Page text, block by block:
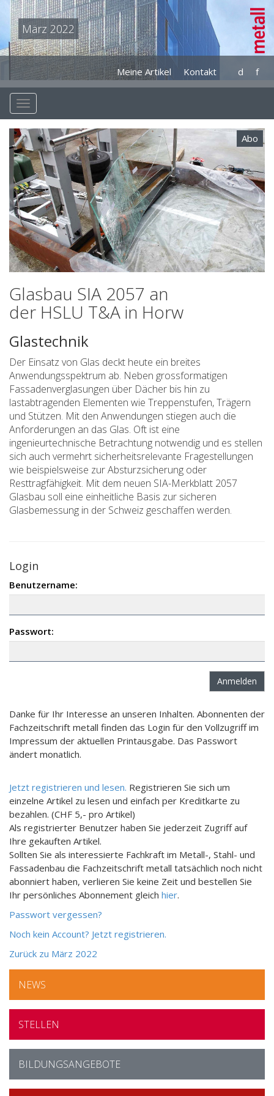
März 2022
Meine Artikel Kontakt d f
Abo
Glasbau SIA 2057 an
der HSLU T&A in Horw
Glastechnik
Der Einsatz von Glas deckt heute ein breites
Anwendungsspektrum ab. Neben grossformatigen
Fassadenverglasungen über Dächer bis hin zu
lastabtragenden Elementen wie Treppenstufen, Trägern
und Stützen. Mit den Anwendungen stiegen auch die
Anforderungen an das Glas. Oft ist eine
ingenieurtechnische Betrachtung notwendig und es stellen
sich auch vermehrt sicherheitsrelevante Fragestellungen
wie beispielsweise zur Absturzsicherung oder
Resttragfähigkeit. Mit dem neuen SIA-Merkblatt 2057
Glasbau soll eine einheitliche Basis zur sicheren
Glasbemessung in der Schweiz geschaffen werden.
Login
Benutzername:
Passwort:
Danke für Ihr Interesse an unseren Inhalten. Abonnenten der
Fachzeitschrift metall finden das Login für den Vollzugriff im
Impressum der aktuellen Printausgabe. Das Passwort
ändert monatlich.
Jetzt registrieren und lesen. Registrieren Sie sich um
einzelne Artikel zu lesen und einfach per Kreditkarte zu
bezahlen. (CHF 5,- pro Artikel)
Als registrierter Benutzer haben Sie jederzeit Zugriff auf
Ihre gekauften Artikel.
Sollten Sie als interessierte Fachkraft im Metall-, Stahl- und
Fassadenbau die Fachzeitschrift metall tatsächlich noch nicht
abonniert haben, verlieren Sie keine Zeit und bestellen Sie
Ihr persönliches Abonnement gleich hier.
Passwort vergessen?
Noch kein Account? Jetzt registrieren.
Zurück zu März 2022
Bild
HSLU
Horw. Am
Kompetenzzentrum
und
Ingenieurbau
GH
NEWS
STELLEN
BILDUNGSANGEBOTE